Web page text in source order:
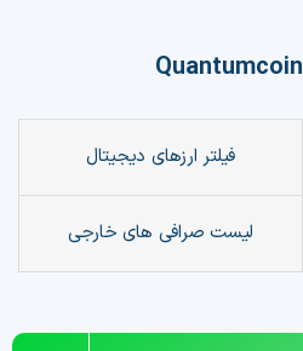
Quantumcoin
فیلتر ارزهای دیجیتال
لیست صرافی های خارجی